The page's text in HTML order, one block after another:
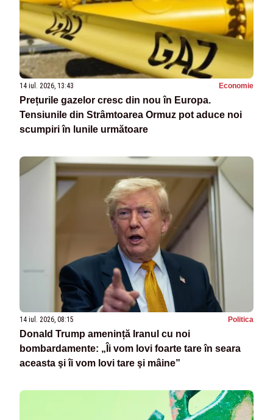
14 iul. 2026, 13:43 Economie
Prețurile gazelor cresc din nou în Europa.
Tensiunile din Strâmtoarea Ormuz pot aduce noi
scumpiri în lunile următoare
14 iul. 2026, 08:15 Politica
Donald Trump amenință Iranul cu noi
bombardamente: „Îi vom lovi foarte tare în seara
aceasta şi îi vom lovi tare şi mâine”